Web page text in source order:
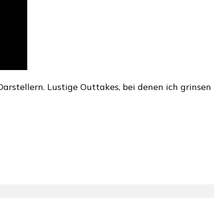
Lustige Outtakes, bei denen ich grinsen